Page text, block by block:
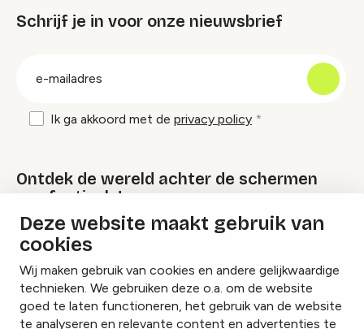
Deze website maakt gebruik van
cookies
Wij maken gebruik van cookies en andere gelijkwaardige
technieken. We gebruiken deze o.a. om de website
goed te laten functioneren, het gebruik van de website
te analyseren en relevante content en advertenties te
Schrijf je in voor onze nieuwsbrief
Ik ga akkoord met de privacy policy
Ontdek de wereld achter de schermen
van festivals!
Lees onze Festival Specials